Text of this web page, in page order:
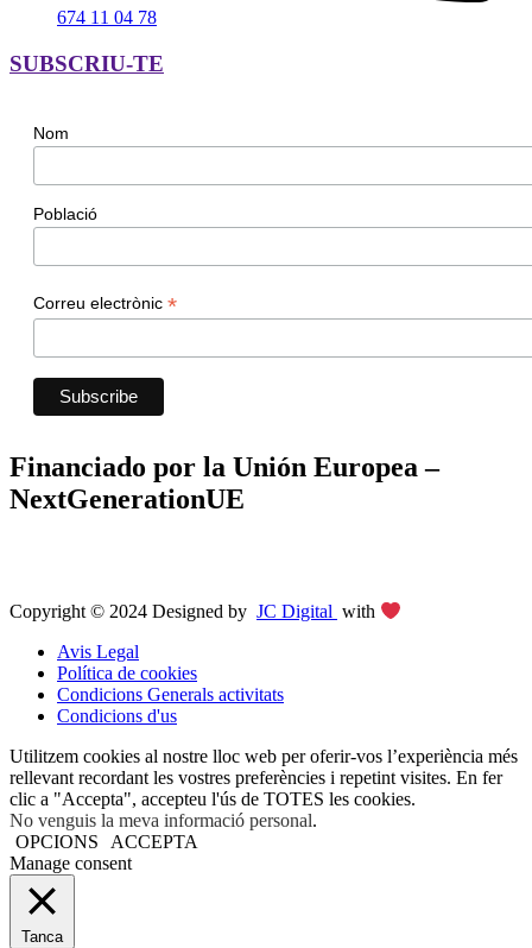
674 11 04 78
SUBSCRIU-TE
Nom
Població
Correu electrònic *
Financiado por la Unión Europea –
NextGenerationUE
Copyright © 2024 Designed by JC Digital with
Avis Legal
Política de cookies
Condicions Generals activitats
Condicions d'us
Utilitzem cookies al nostre lloc web per oferir-vos l’experiència més
rellevant recordant les vostres preferències i repetint visites. En fer
clic a "Accepta", accepteu l'ús de TOTES les cookies.
No venguis la meva informació personal.
OPCIONS
ACCEPTA
Manage consent
Tanca